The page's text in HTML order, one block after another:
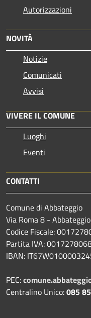
Autorizzazioni
NOVITÀ
Notizie
Comunicati
Avvisi
VIVERE IL COMUNE
Luoghi
Eventi
CONTATTI
Comune di Abbateggio
Via Roma 8 -
Codice Fiscale:
Partita IVA:
IBAN:
PEC:
Centralino Unico:085